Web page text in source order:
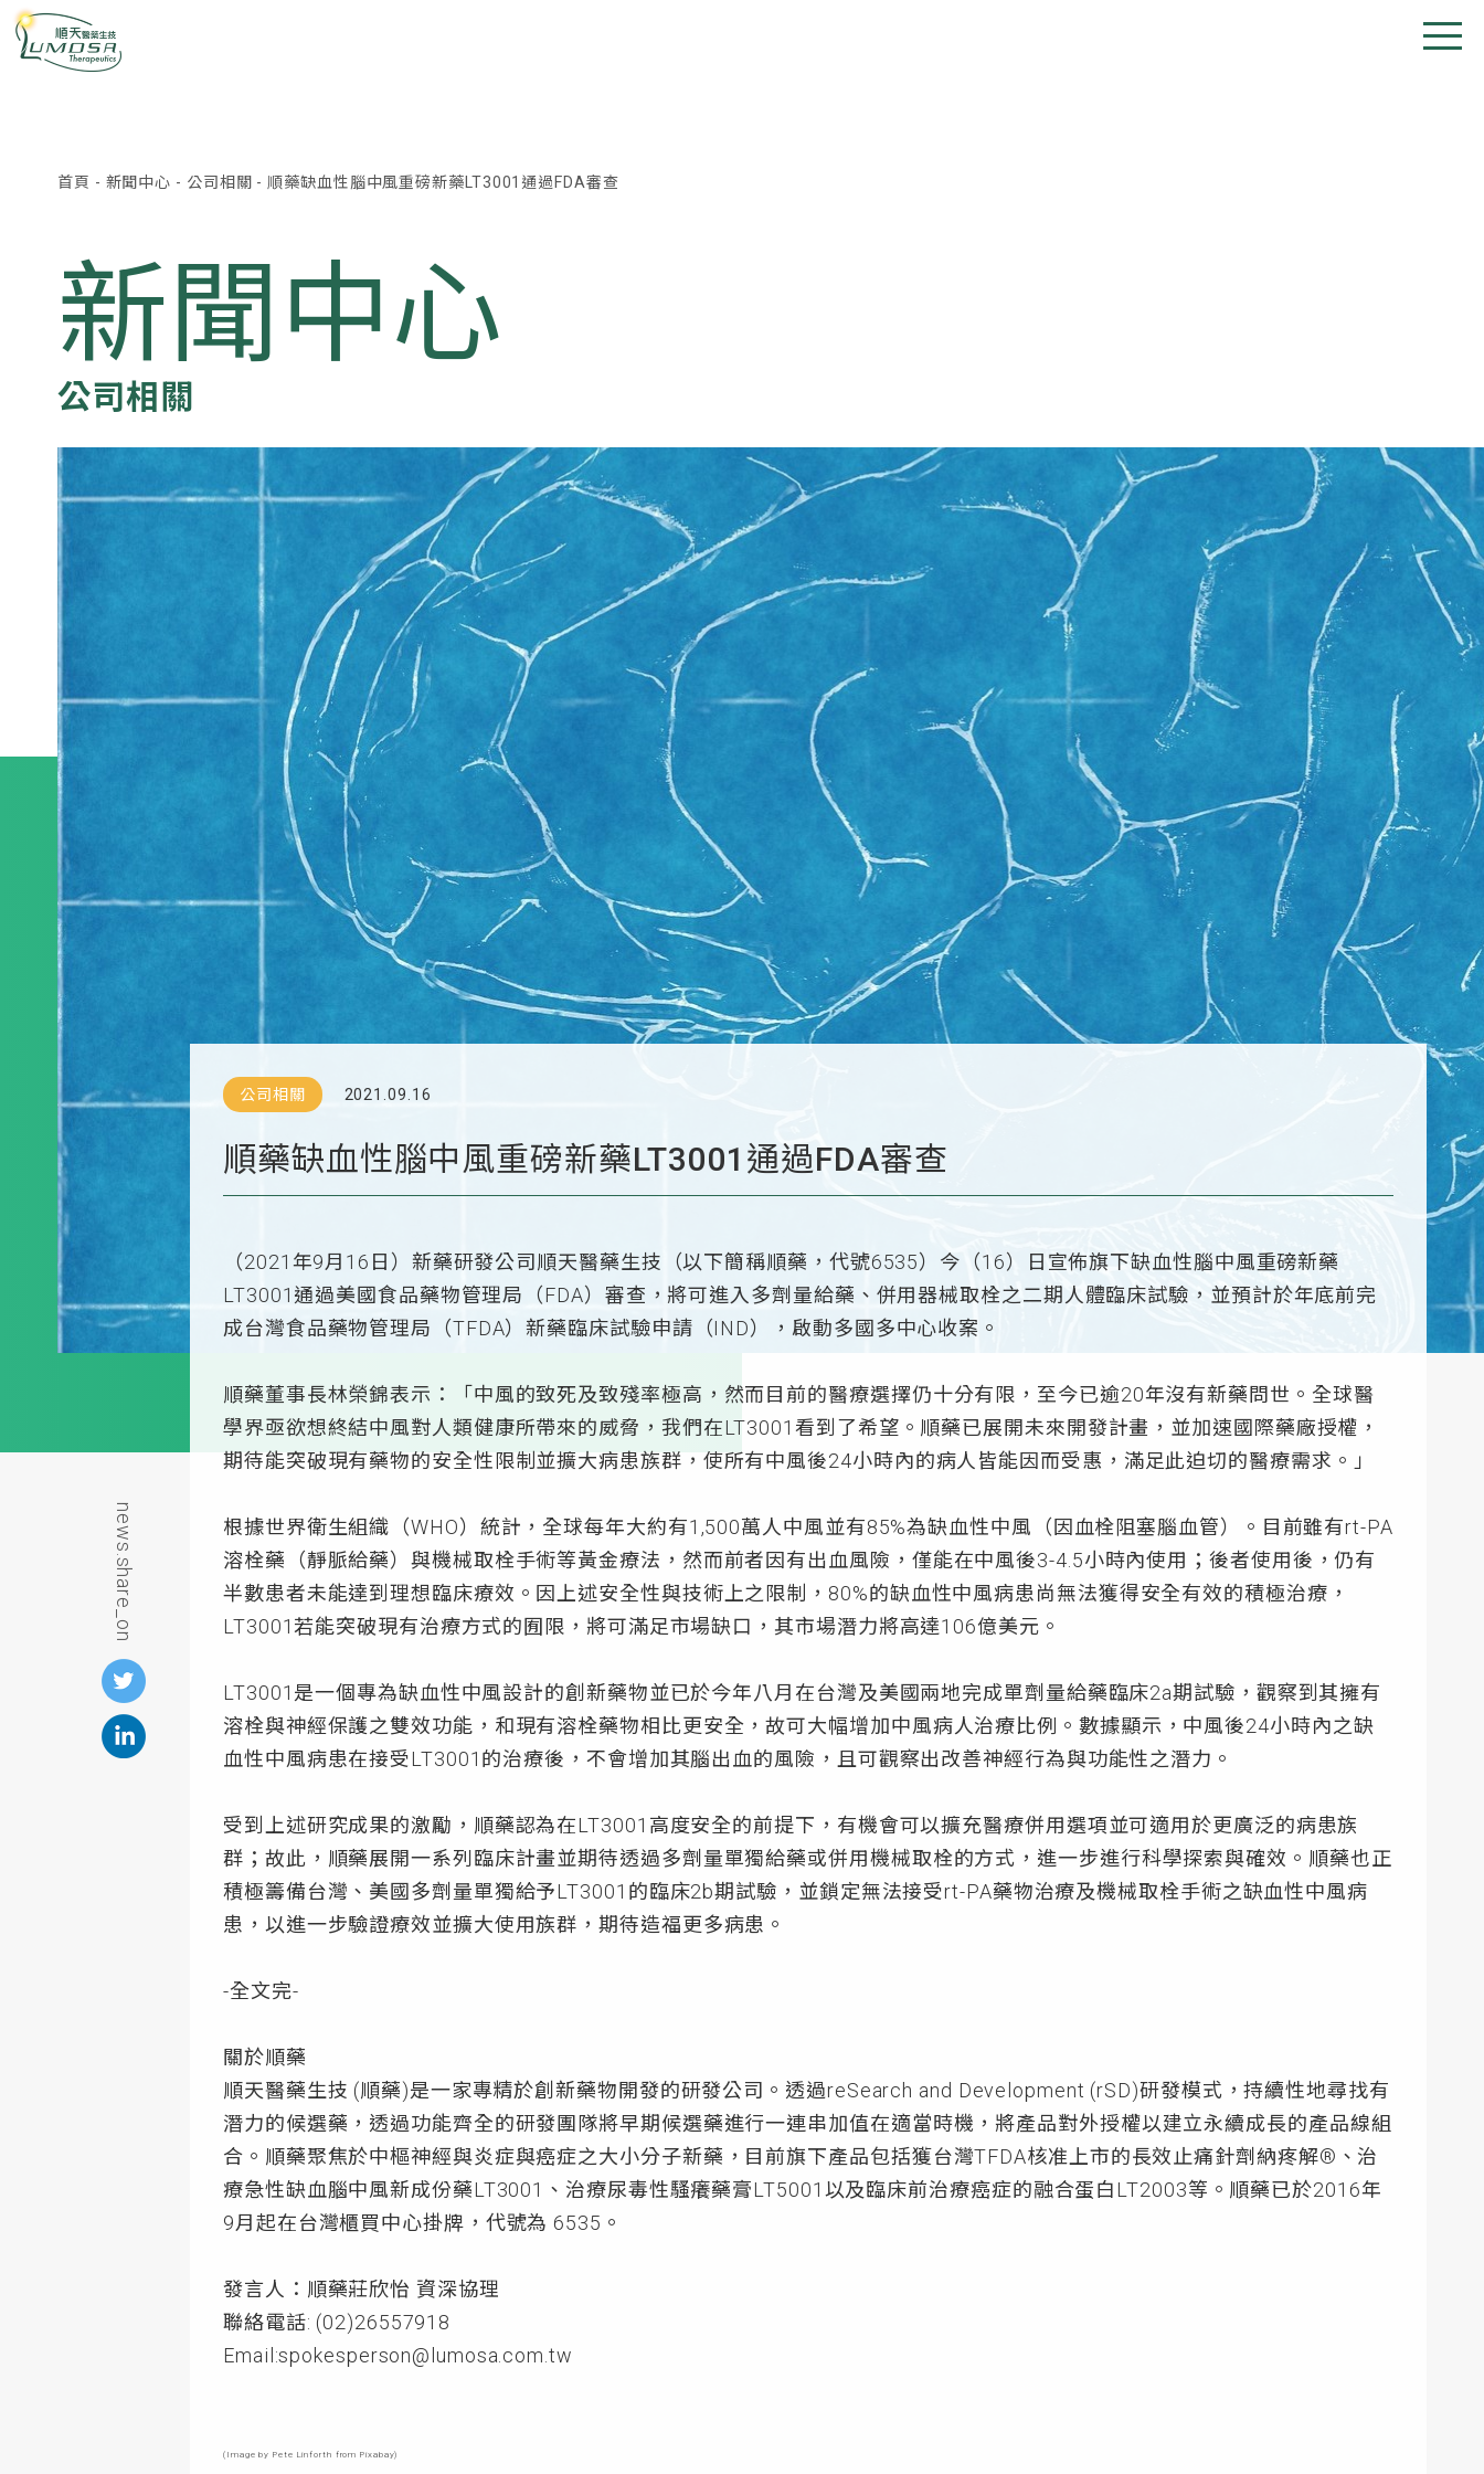
首頁 - 新聞中心 - 公司相關 - 順藥缺血性腦中風重磅新藥LT3001通過FDA審查
新聞中心
公司相關
news.share_on
公司相關 2021.09.16
順藥缺血性腦中風重磅新藥LT3001通過FDA審查
（2021年9月16日）新藥研發公司順天醫藥生技（以下簡稱順藥，代號6535）今（16）日宣佈旗下缺血性腦中風重磅新藥
LT3001通過美國食品藥物管理局（FDA）審查，將可進入多劑量給藥、併用器械取栓之二期人體臨床試驗，並預計於年底前完
成台灣食品藥物管理局（TFDA）新藥臨床試驗申請（IND），啟動多國多中心收案。
順藥董事長林榮錦表示：「中風的致死及致殘率極高，然而目前的醫療選擇仍十分有限，至今已逾20年沒有新藥問世。全球醫
學界亟欲想終結中風對人類健康所帶來的威脅，我們在LT3001看到了希望。順藥已展開未來開發計畫，並加速國際藥廠授權，
期待能突破現有藥物的安全性限制並擴大病患族群，使所有中風後24小時內的病人皆能因而受惠，滿足此迫切的醫療需求。」
根據世界衛生組織（WHO）統計，全球每年大約有1,500萬人中風並有85%為缺血性中風（因血栓阻塞腦血管）。目前雖有rt-PA
溶栓藥（靜脈給藥）與機械取栓手術等黃金療法，然而前者因有出血風險，僅能在中風後3-4.5小時內使用；後者使用後，仍有
半數患者未能達到理想臨床療效。因上述安全性與技術上之限制，80%的缺血性中風病患尚無法獲得安全有效的積極治療，
LT3001若能突破現有治療方式的囿限，將可滿足市場缺口，其市場潛力將高達106億美元。
LT3001是一個專為缺血性中風設計的創新藥物並已於今年八月在台灣及美國兩地完成單劑量給藥臨床2a期試驗，觀察到其擁有
溶栓與神經保護之雙效功能，和現有溶栓藥物相比更安全，故可大幅增加中風病人治療比例。數據顯示，中風後24小時內之缺
血性中風病患在接受LT3001的治療後，不會增加其腦出血的風險，且可觀察出改善神經行為與功能性之潛力。
受到上述研究成果的激勵，順藥認為在LT3001高度安全的前提下，有機會可以擴充醫療併用選項並可適用於更廣泛的病患族
群；故此，順藥展開一系列臨床計畫並期待透過多劑量單獨給藥或併用機械取栓的方式，進一步進行科學探索與確效。順藥也正
積極籌備台灣、美國多劑量單獨給予LT3001的臨床2b期試驗，並鎖定無法接受rt-PA藥物治療及機械取栓手術之缺血性中風病
患，以進一步驗證療效並擴大使用族群，期待造福更多病患。
-全文完-
關於順藥
順天醫藥生技 (順藥)是一家專精於創新藥物開發的研發公司。透過reSearch and Development (rSD)研發模式，持續性地尋找有
潛力的候選藥，透過功能齊全的研發團隊將早期候選藥進行一連串加值在適當時機，將產品對外授權以建立永續成長的產品線組
合。順藥聚焦於中樞神經與炎症與癌症之大小分子新藥，目前旗下產品包括獲台灣TFDA核准上市的長效止痛針劑納疼解®、治
療急性缺血腦中風新成份藥LT3001、治療尿毒性騷癢藥膏LT5001以及臨床前治療癌症的融合蛋白LT2003等。順藥已於2016年
9月起在台灣櫃買中心掛牌，代號為 6535。
發言人：順藥莊欣怡 資深協理
聯絡電話: (02)26557918
Email:spokesperson@lumosa.com.tw
( Image byPete Linforth fromPixabay)